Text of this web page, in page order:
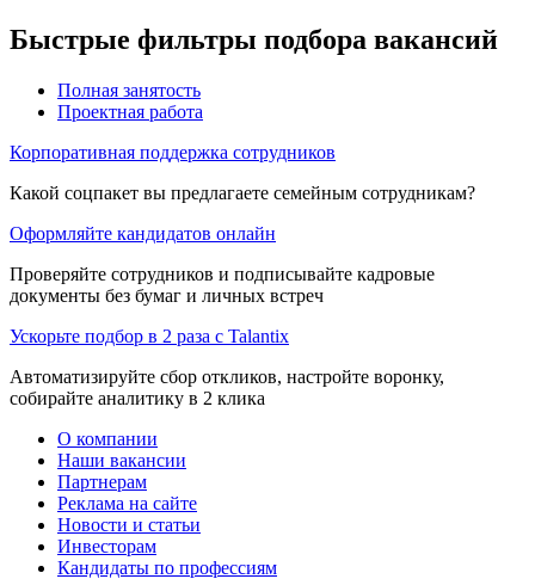
Быстрые фильтры подбора вакансий
Полная занятость
Проектная работа
Корпоративная поддержка сотрудников
Какой соцпакет вы предлагаете семейным сотрудникам?
Оформляйте кандидатов онлайн
Проверяйте сотрудников и подписывайте кадровые
документы без бумаг и личных встреч
Ускорьте подбор в 2 раза с Talantix
Автоматизируйте сбор откликов, настройте воронку,
собирайте аналитику в 2 клика
О компании
Наши вакансии
Партнерам
Реклама на сайте
Новости и статьи
Инвесторам
Кандидаты по профессиям